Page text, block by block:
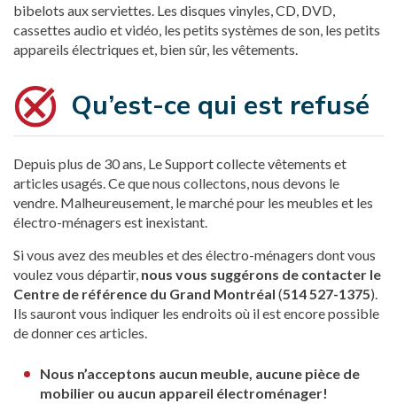
bibelots aux serviettes. Les disques vinyles, CD, DVD,
cassettes audio et vidéo, les petits systèmes de son, les petits
appareils électriques et, bien sûr, les vêtements.
Qu’est-ce qui est refusé
Depuis plus de 30 ans, Le Support collecte vêtements et
articles usagés. Ce que nous collectons, nous devons le
vendre. Malheureusement, le marché pour les meubles et les
électro-ménagers est inexistant.
Si vous avez des meubles et des électro-ménagers dont vous
voulez vous départir, nous vous suggérons de contacter le
Centre de référence du Grand Montréal (514 527-1375).
Ils sauront vous indiquer les endroits où il est encore possible
de donner ces articles.
Nous n’acceptons aucun meuble, aucune pièce de
mobilier ou aucun appareil électroménager!